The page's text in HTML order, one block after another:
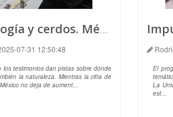
Ciencia, tecnología y cerdos. México experimenta nuevas formas de buscar a los desaparecidos
07-31 12:50:48
los testimonios dan pistas sobre dónde
la naturaleza. Mientras la cifra de
no deja de aument...
El
La
est...